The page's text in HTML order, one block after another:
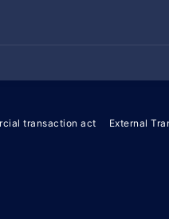
transaction act External